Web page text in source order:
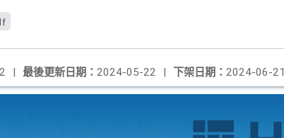
下架日期： 2024-06-21
最後更新日期： 2024-05-22 |
|